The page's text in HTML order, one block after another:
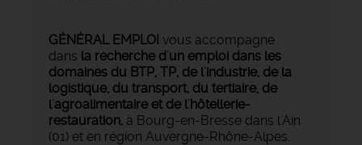
GÉNÉRAL EMPLOI vous accompagne
dans la recherche d'un emploi dans les
domaines du BTP, TP, de l'industrie, de la
logistique, du transport, du tertiaire, de
l'agroalimentaire et de l'hôtellerie-
restauration, à Bourg-en-Bresse dans l'Ain
(01) et en région Auvergne-Rhône-Alpes.